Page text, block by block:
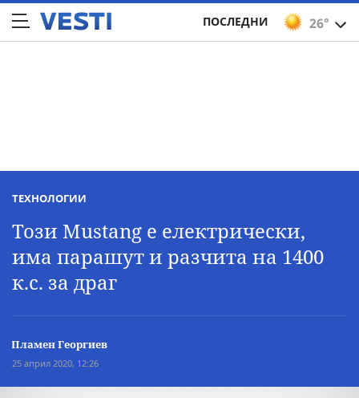
26°
ПОСЛЕДНИ
ТЕХНОЛОГИИ
Този Mustang е електрически,
има парашут и разчита на 1400
к.с. за драг
Пламен Георгиев
25 април 2020, 12:26